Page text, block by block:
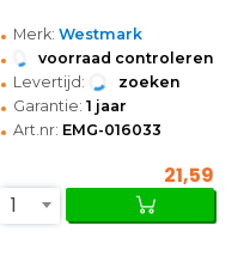
• Merk: Westmark
• voorraad controleren
• Levertijd: zoeken
• Garantie: 1 jaar
• Art.nr: EMG-016033
21,59
1